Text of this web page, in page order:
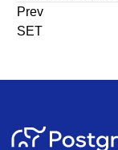
Prev
SET